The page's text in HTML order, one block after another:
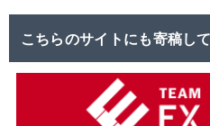
こちらのサイトにも寄稿し